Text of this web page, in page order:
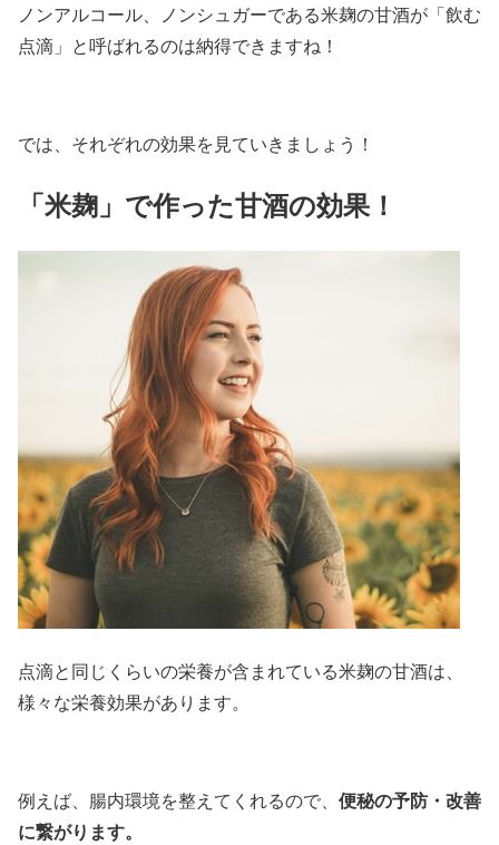
ノンアルコール、ノンシュガーである米麹の甘酒が「飲む
点滴」と呼ばれるのは納得できますね！
では、それぞれの効果を見ていきましょう！
「米麹」で作った甘酒の効果！
点滴と同じくらいの栄養が含まれている米麹の甘酒は、
様々な栄養効果があります。
例えば、腸内環境を整えてくれるので、 便秘の予防・改善
に繋がります。